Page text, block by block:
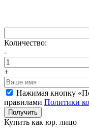
Количество:
-
+
Нажимая кнопку
правилами Политики
Получить
Купить как юр. лицо